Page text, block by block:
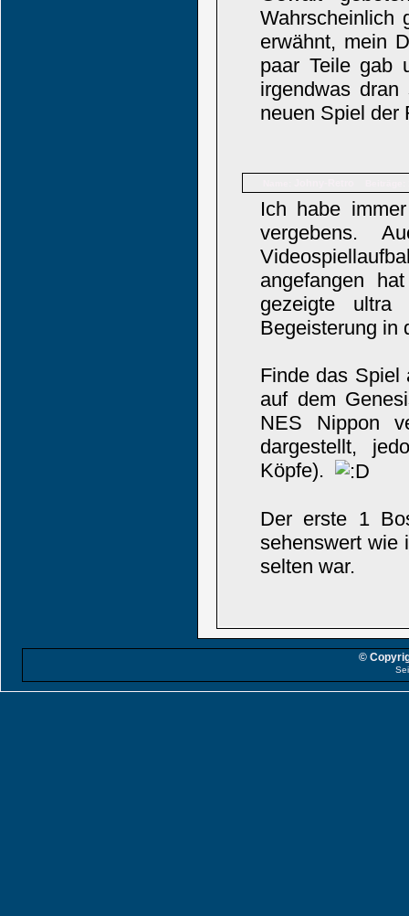
Wahrscheinlich
erwähnt, mein
paar Teile gab
irgendwas
neuen Spiel
Ich habe
vergebens.
angefangen
gezeigte
Begeisterung in
Finde das Spiel
auf dem
NES Nippon
dargestellt,
Köpfe).
Der erste 1
sehenswert wie
selten war.
©